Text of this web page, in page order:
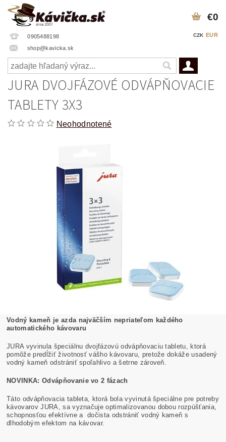
0905488198
shop@kavicka.sk
CZK EUR
€0
JURA DVOJFÁZOVÉ ODVÁPŇOVACIE
TABLETY 3X3
Neohodnotené
Vodný kameň je azda najväčším nepriateľom každého
automatického kávovaru
JURA vyvinula špeciálnu dvojfázovú odvápňovaciu tabletu, ktorá
pomôže predĺžiť životnosť vášho kávovaru, pretože dokáže usadený
vodný kameň odstrániť spoľahlivo a šetrne zároveň.
NOVINKA: Odvápňovanie vo 2 fázach
Táto odvápňovacia tableta, ktorá bola vyvinutá špeciálne pre potreby
kávovarov JURA, sa vyznačuje optimalizovanou dobou rozpúšťania,
schopnosťou efektívne a dočista odstrániť vodný kameň s
dlhodobým efektom na kávovar.